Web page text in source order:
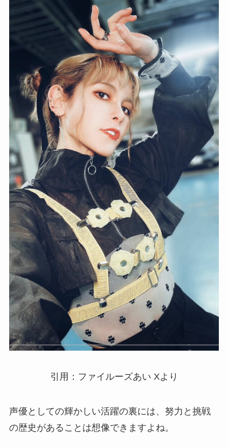
引用：ファイルーズあい Xより
声優としての輝かしい活躍の裏には、努力と挑戦
の歴史があることは想像できますよね。